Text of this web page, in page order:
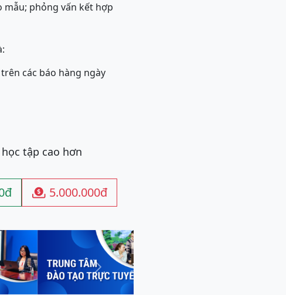
mẫu; phỏng vấn kết hợp
các báo hàng ngày
tập cao hơn
 5.000.000đ
Next